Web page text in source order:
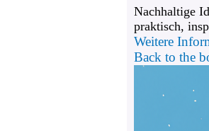
Nachhaltige
praktisch,
Weitere
Back to the